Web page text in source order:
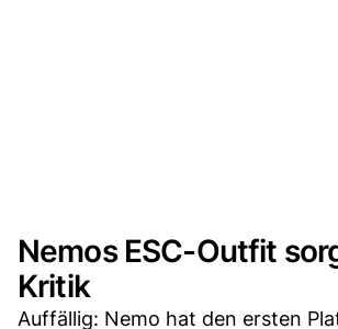
Nemos ESC-Outfit
Kritik
Auffällig: Nemo hat den ersten